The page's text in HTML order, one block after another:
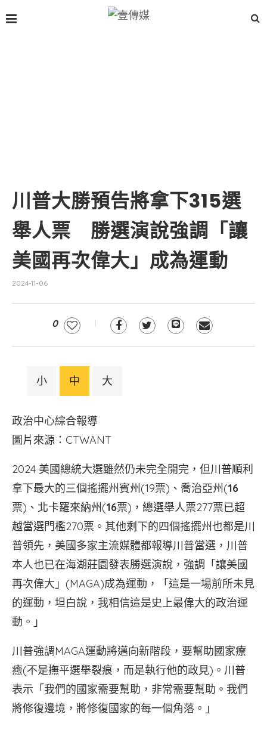
川普大勝預告將拿下315選
舉人票 勝選演說強調「讓
美國再次偉大」成為運動
2024-11-06
0
小 中 大
政治中心綜合報導
圖片來源：CTWANT
2024 美國總統大選雖然仍未完全開完，但川普順利
拿下最大的三個搖擺州賓州(19票)、喬治亞州(16
票)、北卡羅來納州(16票)，總選舉人票277票已超
越當選門檻270票。其他剩下的四個搖擺州也都是川
普領先，美國多家主流媒體都報導川普當選，川普
本人也已在海湖莊園發表勝選演說，強調「讓美國
再次偉大」(MAGA)成為運動，「這是一場前所未見
的運動，坦白說，我相信這是史上最偉大的政治運
動。」
川普強調MAGA運動將邁向新階段，要幫助國家療
癒(不是撫平選舉裂痕，而是執行他的政見)。川普
表示「我們的國家需要幫助，非常需要幫助。我們
將修復邊境，將修復國家的每一個角落。」